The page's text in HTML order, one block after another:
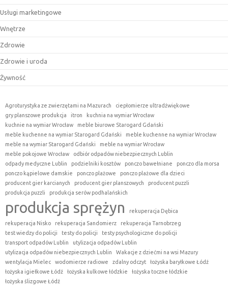
Usługi marketingowe
Wnętrze
Zdrowie
Zdrowie i uroda
Żywność
Agroturystyka ze zwierzętami na Mazurach
ciepłomierze ultradźwiękowe
gry planszowe produkcja
itron
kuchnia na wymiar Wrocław
kuchnie na wymiar Wrocław
meble biurowe Starogard Gdański
meble kuchenne na wymiar Starogard Gdański
meble kuchenne na wymiar Wrocław
meble na wymiar Starogard Gdański
meble na wymiar Wrocław
meble pokojowe Wrocław
odbiór odpadów niebezpiecznych Lublin
odpady medyczne Lublin
podzielniki kosztów ponczo bawełniane
ponczo dla morsa
ponczo kąpielowe damskie
ponczo plażowe
ponczo plażowe dla dzieci
producent gier karcianych
producent gier planszowych
producent puzzli
produkcja puzzli
produkcja serów podhalańskich
produkcja sprężyn
rekuperacja Dębica
rekuperacja Nisko
rekuperacja Sandomierz
rekuperacja Tarnobrzeg
test wiedzy do policji
testy do policji
testy psychologiczne do policji
transport odpadów Lublin
utylizacja odpadów Lublin
utylizacja odpadów niebezpiecznych Lublin
Wakacje z dziećmi na wsi Mazury
wentylacja Mielec
wodomierze radiowe zdalny odczyt
łożyska baryłkowe Łódź
łożyska igiełkowe Łódź
łożyska kulkowe łódzkie
łożyska toczne łódzkie
łożyska ślizgowe Łódź